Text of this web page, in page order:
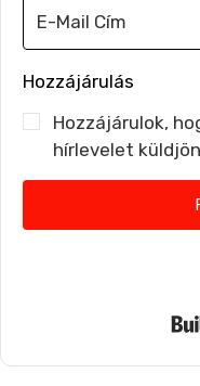
Hozzájárulás
Hozzájárulok,
hírlevelet